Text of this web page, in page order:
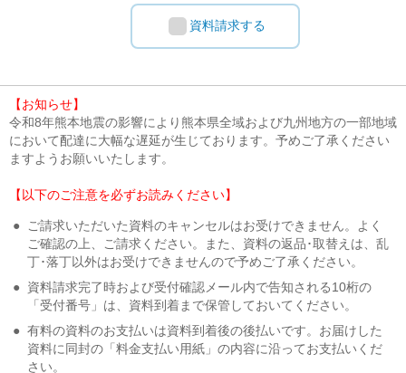
資料請求する
【お知らせ】
令和8年熊本地震の影響により熊本県全域および九州地方の一部地域
において配達に大幅な遅延が生じております。予めご了承ください
ますようお願いいたします。
【以下のご注意を必ずお読みください】
●
ご請求いただいた資料のキャンセルはお受けできません。よく
ご確認の上、ご請求ください。また、資料の返品･取替えは、乱
丁･落丁以外はお受けできませんので予めご了承ください。
● 資料請求完了時および受付確認メール内で告知される10桁の
「受付番号」は、資料到着まで保管しておいてください。
● 有料の資料のお支払いは資料到着後の後払いです。お届けした
資料に同封の「料金支払い用紙」の内容に沿ってお支払いくだ
さい。